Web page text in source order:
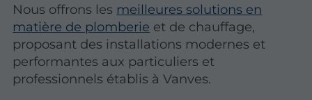
Nous offrons les meilleures solutions en
matière de plomberie et de chauffage,
proposant des installations modernes et
performantes aux particuliers et
professionnels établis à Vanves.